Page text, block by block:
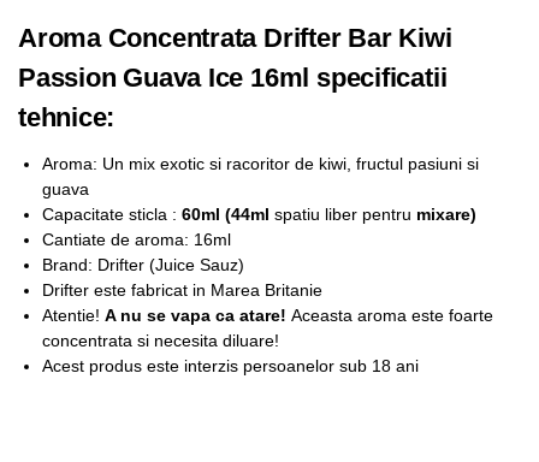
Aroma Concentrata Drifter Bar Kiwi
Passion Guava Ice 16ml specificatii
tehnice:
Aroma: Un mix exotic si racoritor de kiwi, fructul pasiuni si
guava
Capacitate sticla : 60ml (44ml spatiu liber pentru mixare)
Cantiate de aroma: 16ml
Brand: Drifter (Juice Sauz)
Drifter este fabricat in Marea Britanie
Atentie! A nu se vapa ca atare! Aceasta aroma este foarte
concentrata si necesita diluare!
Acest produs este interzis persoanelor sub 18 ani